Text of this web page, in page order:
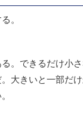
。
。できるだけ小
大きいと一部だ